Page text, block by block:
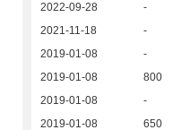
2022-09-28 -
2021-11-18 -
2019-01-08 -
2019-01-08 800
2019-01-08 -
2019-01-08 650